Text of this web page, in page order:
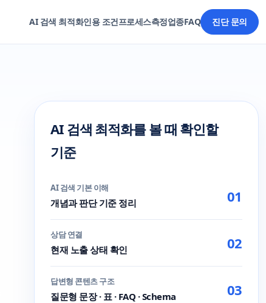
AI 검색 최적화인용 조건프로세스측정업종FAQ 진단 문의
AI 검색 최적화를 볼 때 확인할
기준
AI 검색 기본 이해
개념과 판단 기준 정리 01
상담 연결
현재 노출 상태 확인 02
답변형 콘텐츠 구조
질문형 문장 · 표 · FAQ · Schema 03